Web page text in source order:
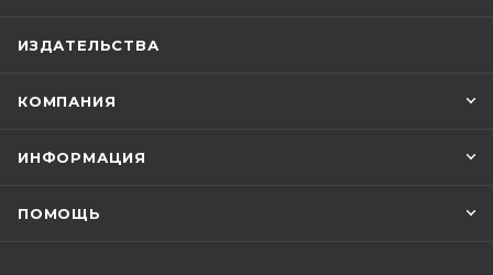
ИЗДАТЕЛЬСТВА
КОМПАНИЯ
ИНФОРМАЦИЯ
ПОМОЩЬ